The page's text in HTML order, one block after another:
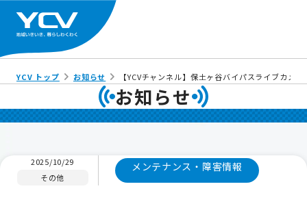
YCV トップ お知らせ 【YCVチャンネル】保土ヶ谷バイパスライブカメ
お知らせ
2025/10/29
その他
メンテナンス・障害情報